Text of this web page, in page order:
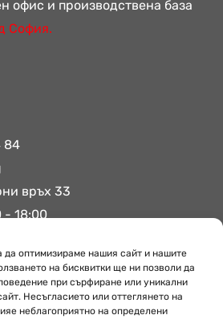
да оптимизираме нашия сайт и нашите
на бисквитки ще ни позволи да
при сърфиране или уникални
Несъгласието или оттеглянето на
неблагоприятно на определени
офис и производствена база
София.
84
връх 33
- 18:00